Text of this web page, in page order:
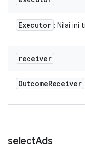
Executor : Nilai ini
receiver
OutcomeReceiver
selectAds